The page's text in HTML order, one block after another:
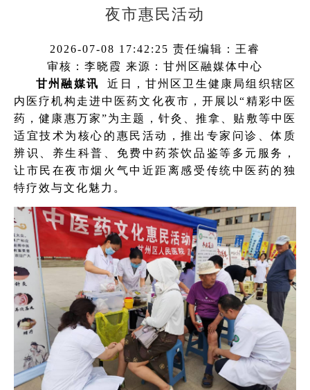
夜市惠民活动
2026-07-08 17:42:25 责任编辑：王睿
审核：李晓霞 来源：甘州区融媒体中心
甘州融媒讯近日，甘州区卫生健康局组织辖区
内医疗机构走进中医药文化夜市，开展以“精彩中医
药，健康惠万家”为主题，针灸、推拿、贴敷等中医
适宜技术为核心的惠民活动，推出专家问诊、体质
辨识、养生科普、免费中药茶饮品鉴等多元服务，
让市民在夜市烟火气中近距离感受传统中医药的独
特疗效与文化魅力。